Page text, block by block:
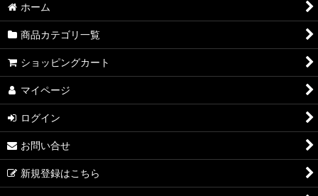
ホーム
商品カテゴリ一覧
ショッピングカート
マイページ
ログイン
お問い合せ
新規登録はこちら